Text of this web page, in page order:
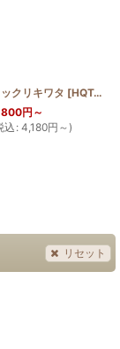
]
ックリキワタ [HQT_COTTON
円 ～
込 : 4,180円 ～)
リセット